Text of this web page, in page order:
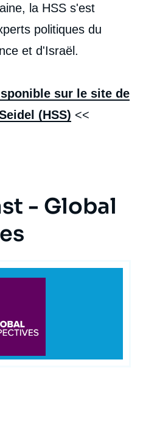
la HSS s'est
politiques du
et d'Israël.
sur le site de
(HSS) <<
- Global